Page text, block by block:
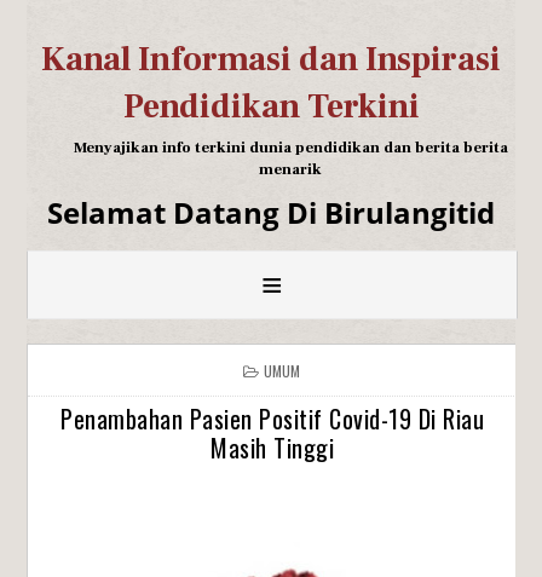
Kanal Informasi dan Inspirasi
Pendidikan Terkini
Menyajikan info terkini dunia pendidikan dan berita berita
menarik
Selamat Datang Di Birulangitid
≡
UMUM
Penambahan Pasien Positif Covid-19 Di Riau
Masih Tinggi